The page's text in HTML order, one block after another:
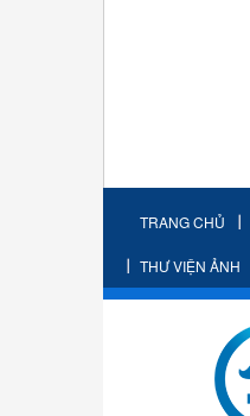
TRANG CHỦ
THƯ VIỆN ẢNH